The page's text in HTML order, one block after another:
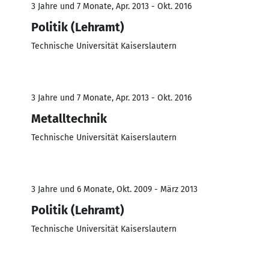
3 Jahre und 7 Monate, Apr. 2013 - Okt. 2016
Politik (Lehramt)
Technische Universität Kaiserslautern
3 Jahre und 7 Monate, Apr. 2013 - Okt. 2016
Metalltechnik
Technische Universität Kaiserslautern
3 Jahre und 6 Monate, Okt. 2009 - März 2013
Politik (Lehramt)
Technische Universität Kaiserslautern